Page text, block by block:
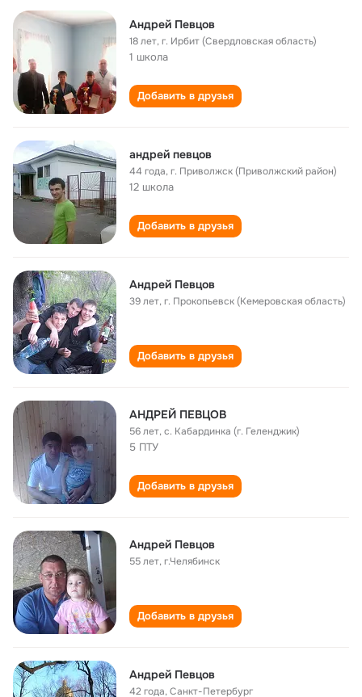
Андрей Певцов
18 лет,г. Ирбит (Свердловская область)
1 школа
Добавить в друзья
андрей певцов
44 года,г. Приволжск (Приволжский район)
12 школа
Добавить в друзья
Андрей Певцов
39 лет,г. Прокопьевск (Кемеровская область)
Добавить в друзья
АНДРЕЙ ПЕВЦОВ
56 лет,с. Кабардинка (г. Геленджик)
5 ПТУ
Добавить в друзья
Андрей Певцов
55 лет,г.Челябинск
Добавить в друзья
Андрей Певцов
42 года,Санкт-Петербург